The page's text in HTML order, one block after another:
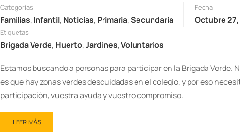
Categorías
Familias, Infantil, Noticias, Primaria,Secundaria
Fecha
Octubre
Etiquetas
Brigada Verde, Huerto,Jardines,Voluntarios
Estamos buscando a personas para participar en la Brigada Verde.
es que hay zonas verdes descuidadas en el colegio, y por eso
participación, vuestra ayuda y vuestro compromiso.
LEER MÁS